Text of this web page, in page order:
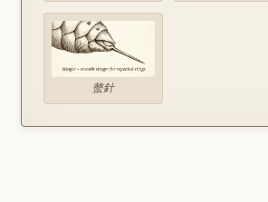
螫針